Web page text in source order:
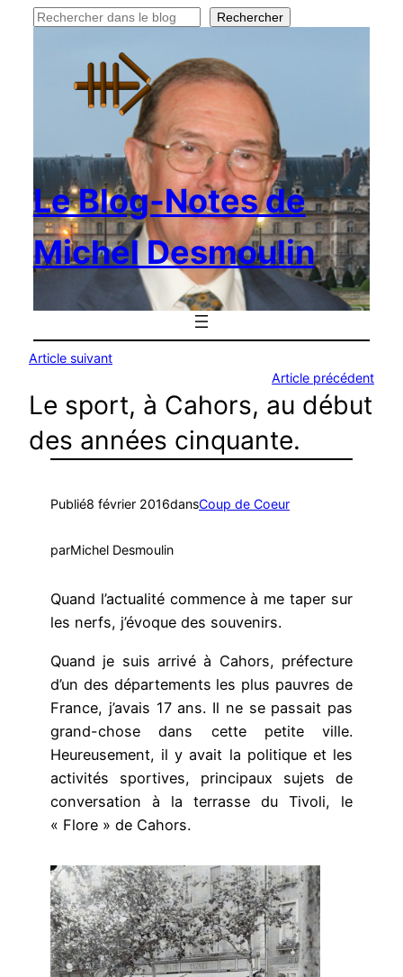
Rechercher Rechercher
Le Blog-Notes de
Michel Desmoulin
Article suivant
Article précédent
Le sport, à Cahors, au début
des années cinquante.
Publié8 février 2016dansCoup de Coeur
parMichel Desmoulin
Quand l’actualité commence à me taper sur
les nerfs, j’évoque des souvenirs.
Quand je suis arrivé à Cahors, préfecture
d’un des départements les plus pauvres de
France, j’avais 17 ans. Il ne se passait pas
grand-chose dans cette petite ville.
Heureusement, il y avait la politique et les
activités sportives, principaux sujets de
conversation à la terrasse du Tivoli, le
« Flore » de Cahors.